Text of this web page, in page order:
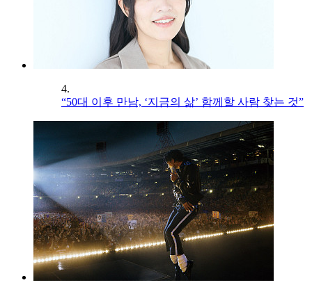
4.
“50대 이후 만남, ‘지금의 삶’ 함께할 사람 찾는 것”